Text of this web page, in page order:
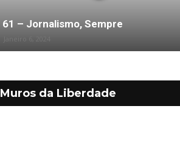
61 – Jornalismo, Sempre
Muros da Liberdade